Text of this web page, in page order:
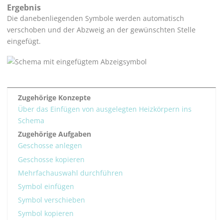
Ergebnis
Die danebenliegenden Symbole werden automatisch
verschoben und der Abzweig an der gewünschten Stelle
eingefügt.
Zugehörige Konzepte
Über das Einfügen von ausgelegten Heizkörpern ins
Schema
Zugehörige Aufgaben
Geschosse anlegen
Geschosse kopieren
Mehrfachauswahl durchführen
Symbol einfügen
Symbol verschieben
Symbol kopieren